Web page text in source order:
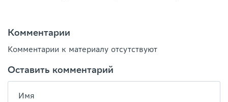
Комментарии
Комментарии к материалу отсутствуют
Оставить комментарий
Имя